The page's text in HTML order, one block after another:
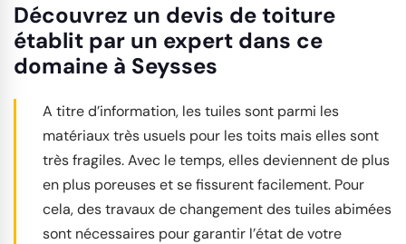
Découvrez un devis de toiture
établit par un expert dans ce
domaine à Seysses
A titre d’information, les tuiles sont parmi les
matériaux très usuels pour les toits mais elles sont
très fragiles. Avec le temps, elles deviennent de plus
en plus poreuses et se fissurent facilement. Pour
cela, des travaux de changement des tuiles abimées
sont nécessaires pour garantir l’état de votre